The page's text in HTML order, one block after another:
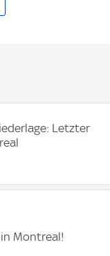
Letzter
Montreal!